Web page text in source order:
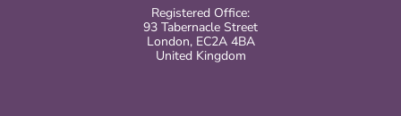
Registered Office:
93 Tabernacle Street
London, EC2A 4BA
United Kingdom